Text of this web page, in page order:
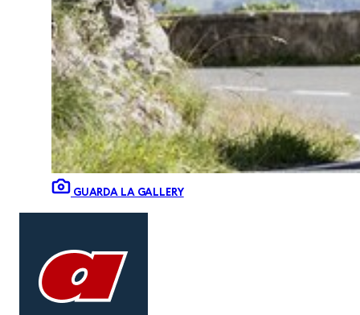
GUARDA LA GALLERY